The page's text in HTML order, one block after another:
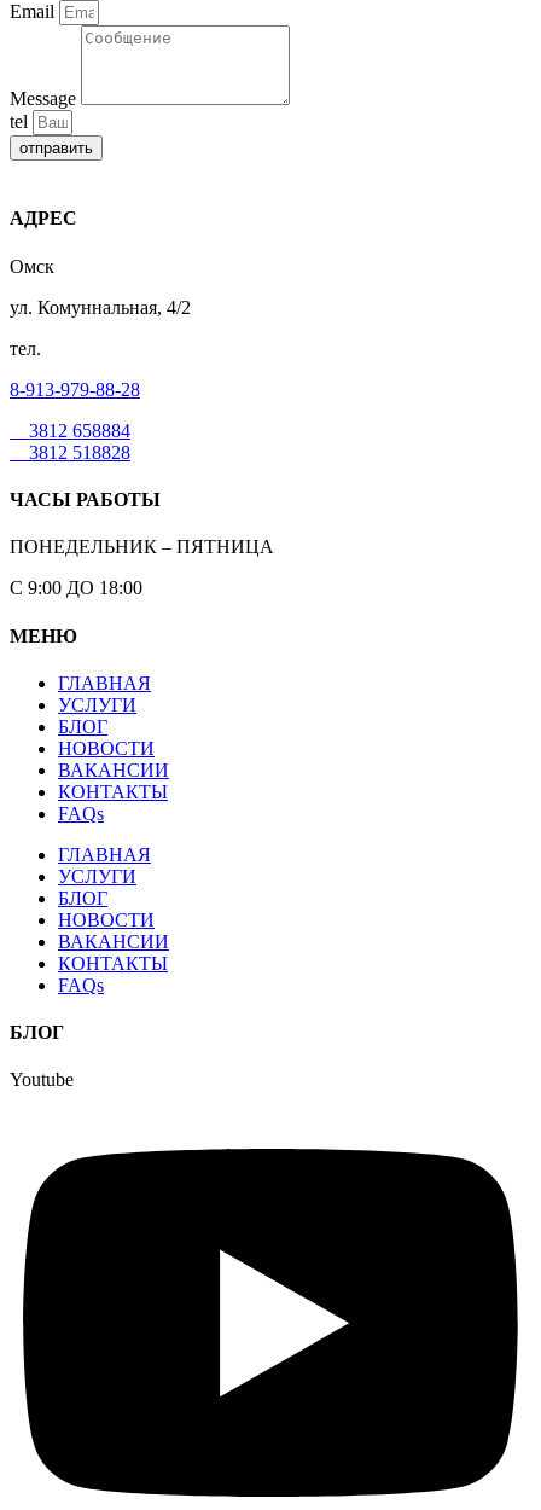
Email
Message
tel
отправить
АДРЕС
Омск
ул. Комуннальная, 4/2
тел.
8-913-979-88-28
3812 658884
3812 518828
ЧАСЫ РАБОТЫ
ПОНЕДЕЛЬНИК – ПЯТНИЦА
С 9:00 ДО 18:00
МЕНЮ
ГЛАВНАЯ
УСЛУГИ
БЛОГ
НОВОСТИ
ВАКАНСИИ
КОНТАКТЫ
FAQs
ГЛАВНАЯ
УСЛУГИ
БЛОГ
НОВОСТИ
ВАКАНСИИ
КОНТАКТЫ
FAQs
БЛОГ
Youtube